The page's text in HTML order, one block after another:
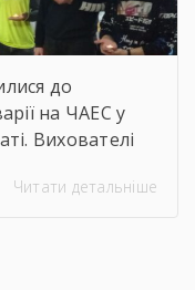
до
на ЧАЕС у
Вихователі
Читати детальніше